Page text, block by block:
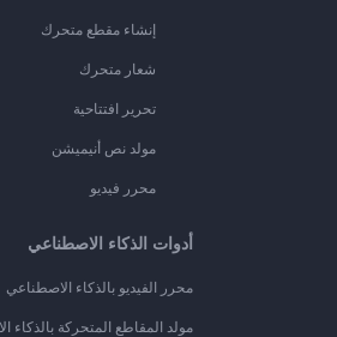
إنشاء مقطع متحرك
شعار متحرك
تحرير افتتاحية
مولد نص أنيميشن
محرر فيديو
أدوات الذكاء الاصطناعي
محرر الفيديو بالذكاء الاصطناعي
مولد المقاطع المتحركة بالذكاء